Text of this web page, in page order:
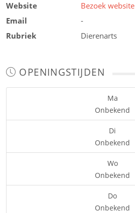
Website
Bezoek website
Email
-
Rubriek
Dierenarts
OPENINGSTIJDEN
Ma
Onbekend
Di
Onbekend
Wo
Onbekend
Do
Onbekend